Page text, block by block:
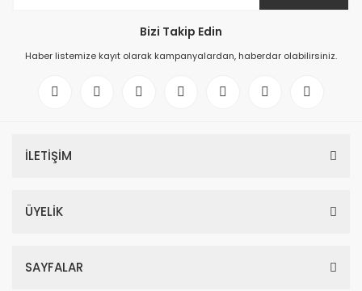
Bizi Takip Edin
Haber listemize kayıt olarak kampanyalardan, haberdar olabilirsiniz.
İLETİŞİM
ÜYELİK
SAYFALAR